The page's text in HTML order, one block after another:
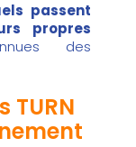
passent
propres
des
TURN